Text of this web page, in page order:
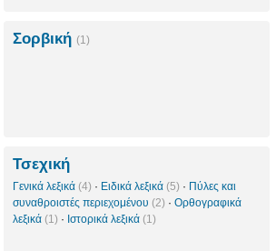
Σορβική (1)
Τσεχική
Γενικά λεξικά (4) · Ειδικά λεξικά (5) · Πύλες και
συναθροιστές περιεχομένου (2) · Ορθογραφικά
λεξικά (1) · Ιστορικά λεξικά (1)